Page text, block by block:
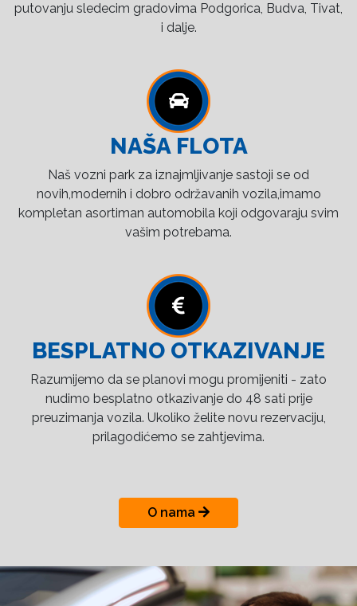
putovanju sledecim gradovima Podgorica, Budva, Tivat,
i dalje.
NAŠA FLOTA
Naš vozni park za iznajmljivanje sastoji se od
novih,modernih i dobro održavanih vozila,imamo
kompletan asortiman automobila koji odgovaraju svim
vašim potrebama.
BESPLATNO OTKAZIVANJE
Razumijemo da se planovi mogu promijeniti - zato
nudimo besplatno otkazivanje do 48 sati prije
preuzimanja vozila. Ukoliko želite novu rezervaciju,
prilagodićemo se zahtjevima.
O nama